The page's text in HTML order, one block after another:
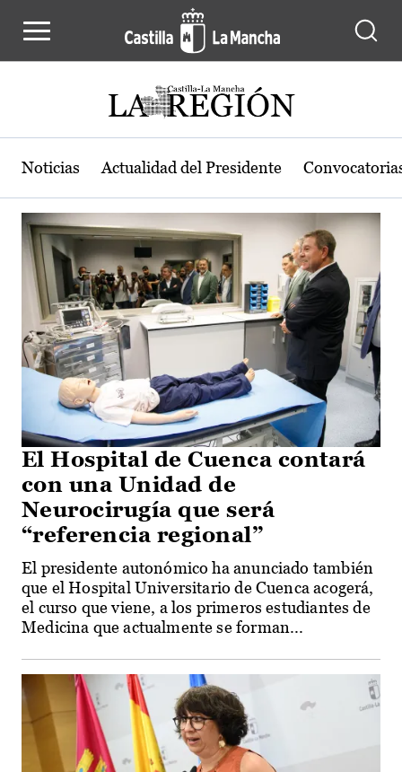
Actualidad de la región de Castilla-
Noticias Actualidad del Presidente
El Hospital de Cuenca contará
con una Unidad de
Neurocirugía que será
“referencia regional”
El presidente autonómico ha anunciado también
que el Hospital Universitario de Cuenca acogerá,
el curso que viene, a los primeros estudiantes de
Medicina que actualmente se forman...